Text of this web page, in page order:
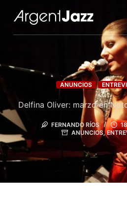
ANUNCIOS
Delfina Oliver: marzo en
FERNANDO RÍOS
ANUNCIOS,